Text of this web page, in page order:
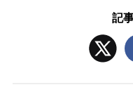
記